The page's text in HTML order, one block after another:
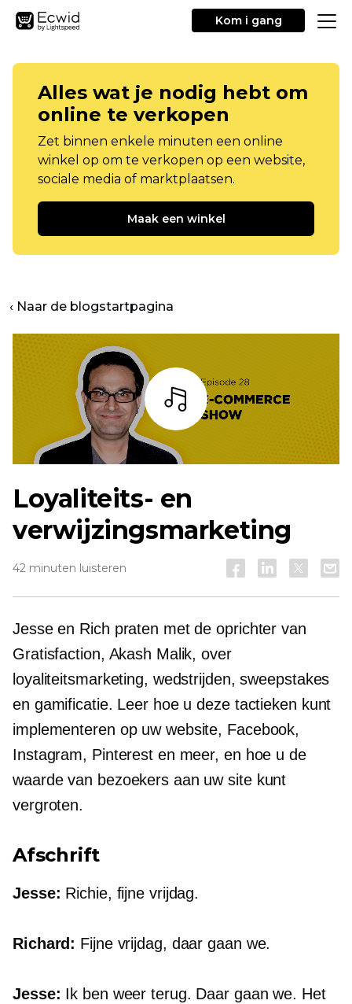
Kom i gang
Alles wat je nodig hebt om
online te verkopen
Zet binnen enkele minuten een online
winkel op om te verkopen op een website,
sociale media of marktplaatsen.
Maak een winkel
‹ Naar de blogstartpagina
Listen
Loyaliteits- en
verwijzingsmarketing
42 minuten luisteren
Jesse en Rich praten met de oprichter van
Gratisfaction, Akash Malik, over
loyaliteitsmarketing, wedstrijden, sweepstakes
en gamificatie. Leer hoe u deze tactieken kunt
implementeren op uw website, Facebook,
Instagram, Pinterest en meer, en hoe u de
waarde van bezoekers aan uw site kunt
vergroten.
Afschrift
Jesse: Richie, fijne vrijdag.
Richard: Fijne vrijdag, daar gaan we.
Jesse: Ik ben weer terug. Daar gaan we. Het